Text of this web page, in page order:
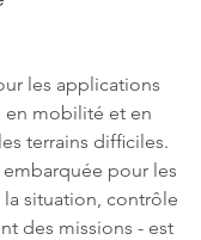
les applications
en mobilité et en
terrains difficiles.
pour les
la situation, contrôle
des missions - est